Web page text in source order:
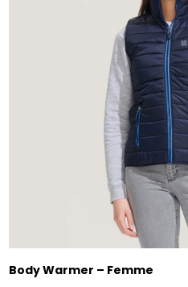
Body Warmer – Femme